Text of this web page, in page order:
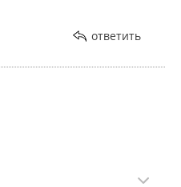
ответить